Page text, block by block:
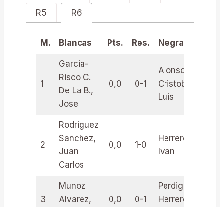
R5
R6
M. Blancas Pts. Res. Negras
1
Garcia-
Risco C.
De La B.,
Jose
0,0 0-1
Alonso
Cristobo,
Luis
2
Rodriguez
Sanchez,
Juan
Carlos
0,0 1-0
Herreros,
Ivan
3
Munoz
Alvarez,
0,0 0-1
Perdiguero
Herreros,